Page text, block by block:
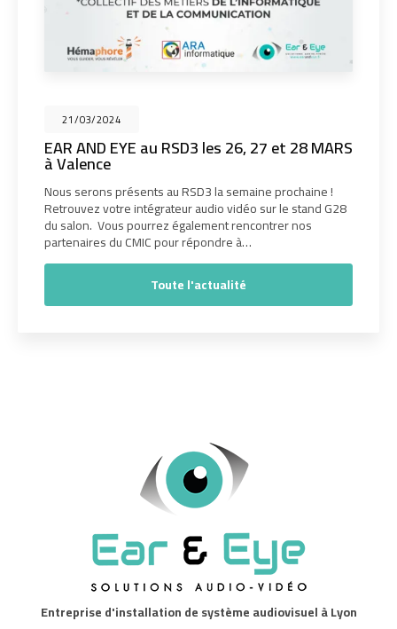
21/03/2024
EAR AND EYE au RSD3 les 26, 27 et 28 MARS
à Valence
Nous serons présents au RSD3 la semaine prochaine !
Retrouvez votre intégrateur audio vidéo sur le stand G28
du salon. Vous pourrez également rencontrer nos
partenaires du CMIC pour répondre à…
Toute l'actualité
Entreprise d'installation de système audiovisuel à Lyon